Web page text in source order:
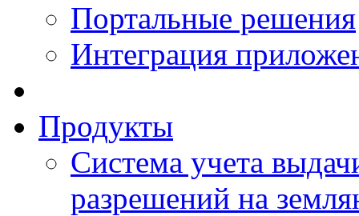
Портальные решения
Интеграция
Продукты
Система учета
разрешений на